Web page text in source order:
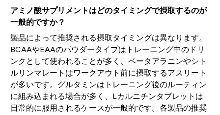
アミノ酸サプリメントはどのタイミングで摂取するのが
一般的ですか？
製品によって推奨される摂取タイミングは異なります。
BCAAやEAAのパウダータイプはトレーニング中のドリ
ンクとして使われることが多く、ベータアラニンやシト
ルリンマレートはワークアウト前に摂取するアスリート
が多いです。グルタミンはトレーニング後のルーティン
に組み込まれる場合が多く、Lカルニチンタブレットは
日常的に服用されるケースが一般的です。各製品の推奨